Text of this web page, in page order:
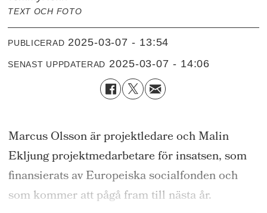
TEXT OCH FOTO
PUBLICERAD 2025-03-07 - 13:54
SENAST UPPDATERAD 2025-03-07 - 14:06
Marcus Olsson är projektledare och Malin
Ekljung projektmedarbetare för insatsen, som
finansierats av Europeiska socialfonden och
som kommer att pågå fram till nästa år.